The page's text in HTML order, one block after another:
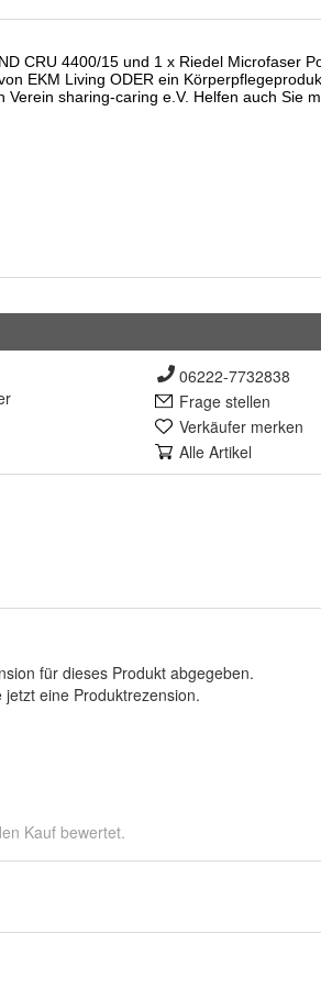
06222-7732838
Frage stellen
Verkäufer merken
Alle Artikel
für dieses Produkt abgegeben.
jetzt eine Produktrezension.
Kauf bewertet.